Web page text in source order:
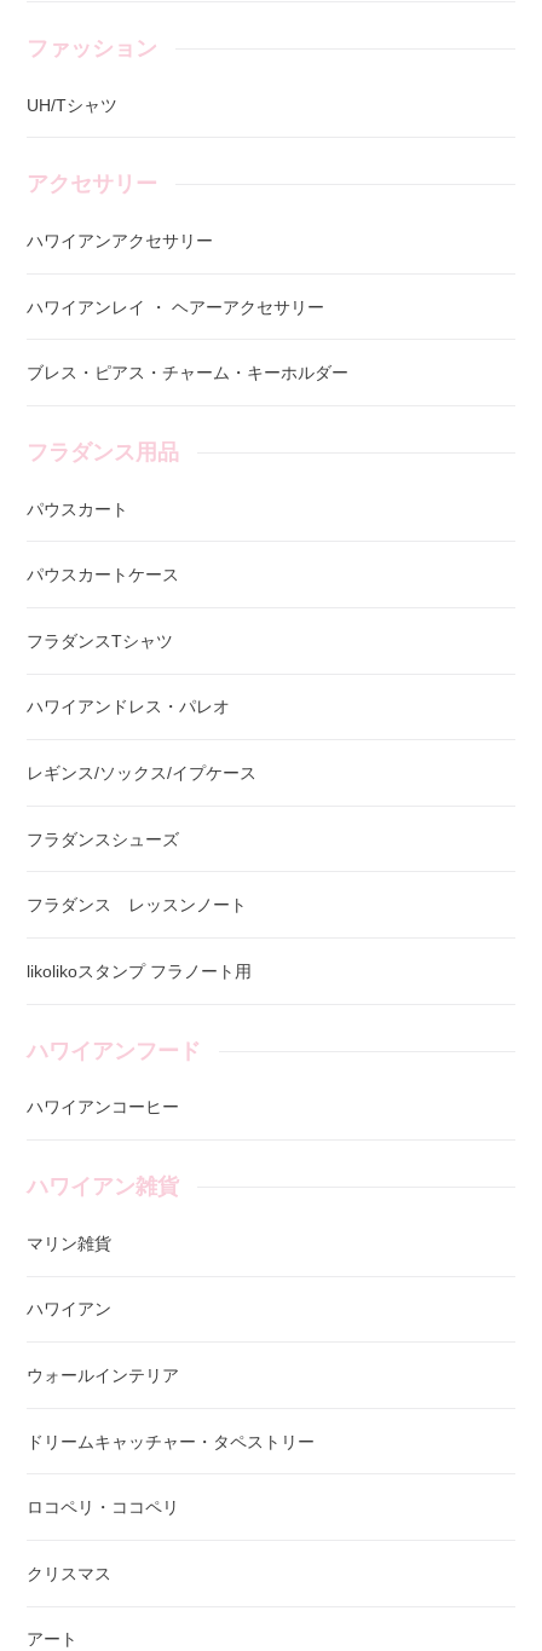
ファッション
UH/Tシャツ
アクセサリー
ハワイアンアクセサリー
ハワイアンレイ ・ ヘアーアクセサリー
ブレス・ピアス・チャーム・キーホルダー
フラダンス用品
パウスカート
パウスカートケース
フラダンスTシャツ
ハワイアンドレス・パレオ
レギンス/ソックス/イプケース
フラダンスシューズ
フラダンス レッスンノート
likolikoスタンプ フラノート用
ハワイアンフード
ハワイアンコーヒー
ハワイアン雑貨
マリン雑貨
ハワイアン
ウォールインテリア
ドリームキャッチャー・タペストリー
ロコペリ・ココペリ
クリスマス
アート